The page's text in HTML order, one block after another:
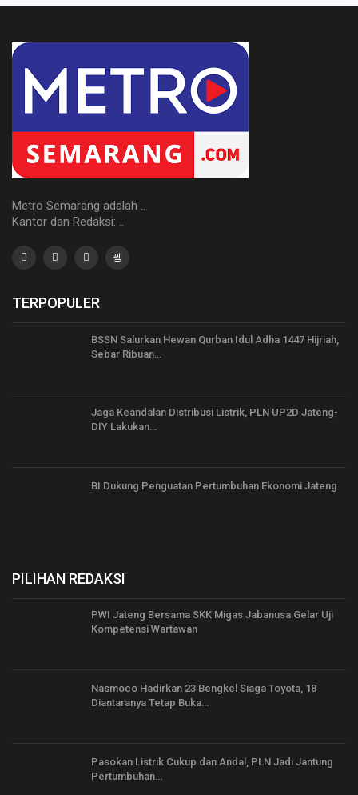
Metro Semarang adalah ..
Kantor dan Redaksi: ..
TERPOPULER
BSSN Salurkan Hewan Qurban Idul Adha 1447 Hijriah,
Sebar Ribuan…
Jaga Keandalan Distribusi Listrik, PLN UP2D Jateng-
DIY Lakukan…
BI Dukung Penguatan Pertumbuhan Ekonomi Jateng
PILIHAN REDAKSI
PWI Jateng Bersama SKK Migas Jabanusa Gelar Uji
Kompetensi Wartawan
Nasmoco Hadirkan 23 Bengkel Siaga Toyota, 18
Diantaranya Tetap Buka…
Pasokan Listrik Cukup dan Andal, PLN Jadi Jantung
Pertumbuhan…